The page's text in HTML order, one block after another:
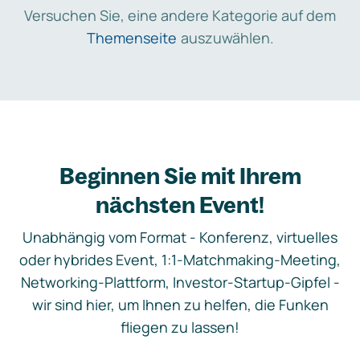
Versuchen Sie, eine andere Kategorie auf dem
Themenseite auszuwählen.
Beginnen Sie mit Ihrem
nächsten Event!
Unabhängig vom Format - Konferenz, virtuelles
oder hybrides Event, 1:1-Matchmaking-Meeting,
Networking-Plattform, Investor-Startup-Gipfel -
wir sind hier, um Ihnen zu helfen, die Funken
fliegen zu lassen!